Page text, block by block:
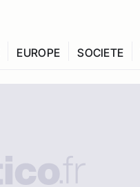
EUROPE SOCIETE